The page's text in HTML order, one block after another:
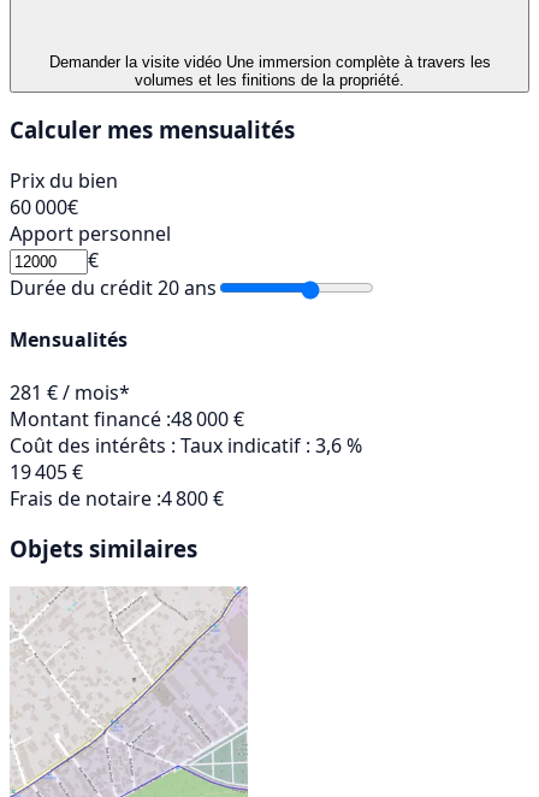
Demander la visite vidéo Une immersion complète à travers les
volumes et les finitions de la propriété.
Calculer mes mensualités
Prix du bien
60 000€
Apport personnel
€
Durée du crédit20 ans
Mensualités
281 € / mois*
Montant financé :48 000 €
Coût des intérêts : Taux indicatif : 3,6 %
19 405 €
Frais de notaire :4 800 €
Objets similaires